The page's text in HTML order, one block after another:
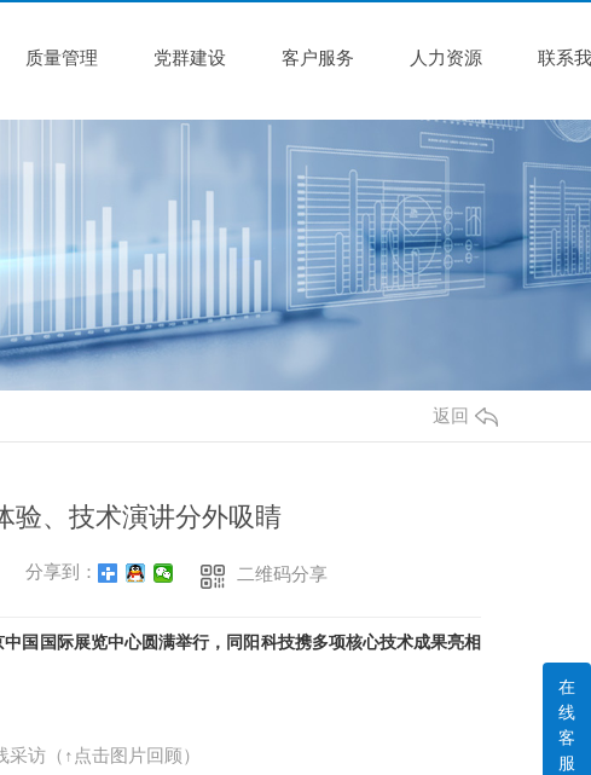
质量管理 党群建设 客户服务 人力资源 联系
返回
验、技术演讲分外吸睛
分享到： 二维码分享
国国际展览中心圆满举行，同阳科技携多项核心技术成果亮相
采访 （↑点击图片回顾）
在
线
客
服